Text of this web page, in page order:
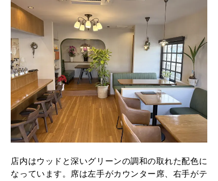
店内はウッドと深いグリーンの調和の取れた配色に
なっています。席は左手がカウンター席、右手がテ